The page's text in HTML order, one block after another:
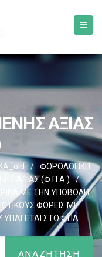
ΑΞΙΑΣ
/
ΦΟΡΟΛΟΓΙΚΗ
ΑΞΙΑΣ (Φ.Π.Α.)
/
ΜΕ ΤΗΝ ΥΠΟΒΟΛΗ
ΦΟΡΕΙΣ ΜΕ
ΥΠΑΓΕΤΑΙ ΣΤΟ ΦΠΑ